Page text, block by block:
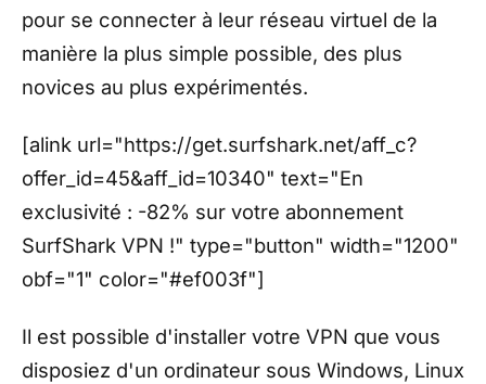
pour se connecter à leur réseau virtuel de la
manière la plus simple possible, des plus
novices au plus expérimentés.
[alink url="https://get.surfshark.net/aff_c?
offer_id=45&aff_id=10340" text="En
exclusivité : -82% sur votre abonnement
SurfShark VPN !" type="button" width="1200"
obf="1" color="#ef003f"]
Il est possible d'installer votre VPN que vous
disposiez d'un ordinateur sous Windows, Linux